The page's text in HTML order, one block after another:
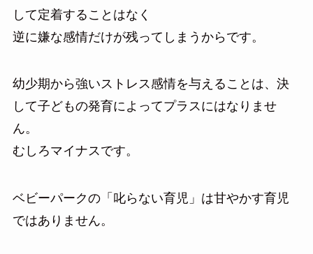
して定着することはなく
逆に嫌な感情だけが残ってしまうからです。
幼少期から強いストレス感情を与えることは、決
して子どもの発育によってプラスにはなりませ
ん。
むしろマイナスです。
ベビーパークの「叱らない育児」は甘やかす育児
ではありません。